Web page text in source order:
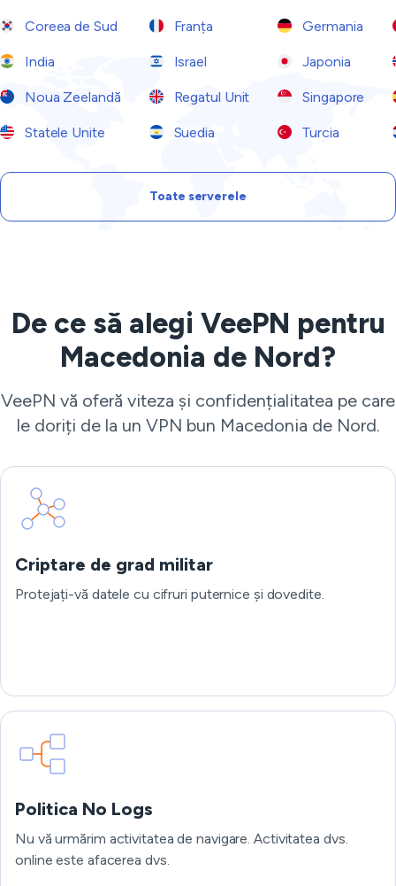
Coreea de Sud Franța Germania
India Israel Japonia
Noua Zeelandă Regatul Unit Singapore
Statele Unite Suedia Turcia
Toate serverele
De ce să alegi VeePN pentru
Macedonia de Nord?
VeePN vă oferă viteza și confidențialitatea pe care
le doriți de la un VPN bun Macedonia de Nord.
Criptare de grad militar
Protejați-vă datele cu cifruri puternice și dovedite.
Politica No Logs
Nu vă urmărim activitatea de navigare. Activitatea dvs.
online este afacerea dvs.